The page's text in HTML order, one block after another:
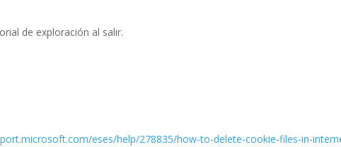
de exploración al salir.
eses/help/278835/how-to-delete-cookie-files-in-